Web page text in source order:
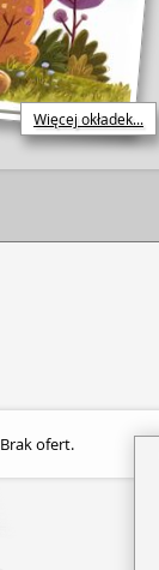
Więcej okładek...
Brak ofert.